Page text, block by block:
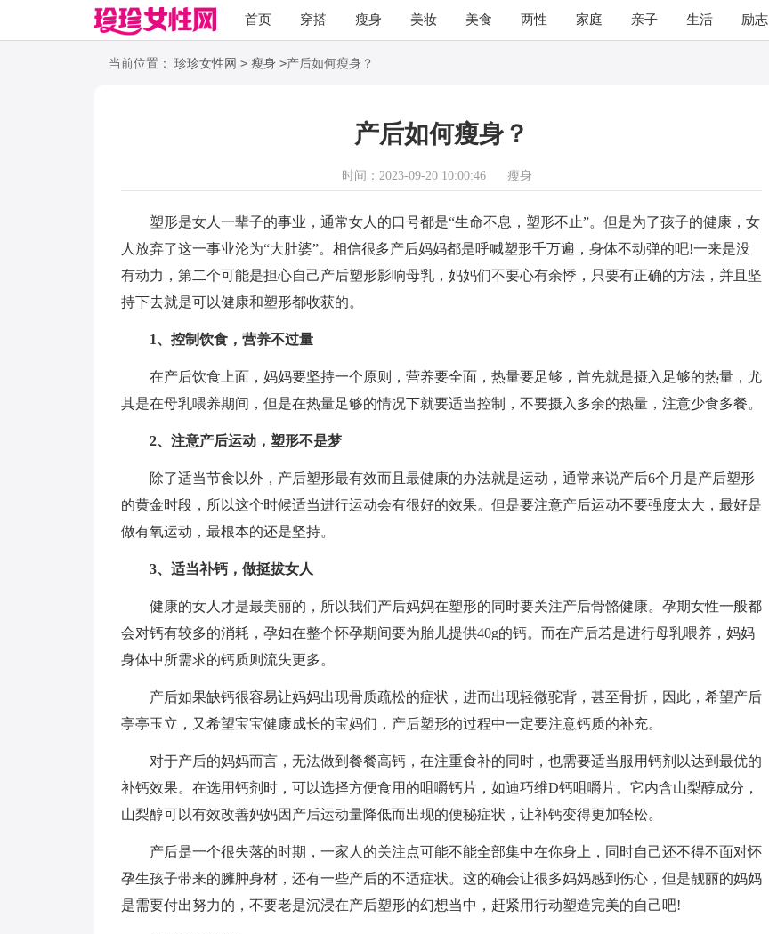
首页 穿搭 瘦身 美妆 美食 两性 家庭 亲子 生活 励志
职场 语录
当前位置： 珍珍女性网 > 瘦身 >产后如何瘦身？
产后如何瘦身？
时间：2023-09-20 10:00:46 瘦身
塑形是女人一辈子的事业，通常女人的口号都是“生命不息，塑形不止”。但是为了孩子的健康，女
人放弃了这一事业沦为“大肚婆”。相信很多产后妈妈都是呼喊塑形千万遍，身体不动弹的吧!一来是没
有动力，第二个可能是担心自己产后塑形影响母乳，妈妈们不要心有余悸，只要有正确的方法，并且坚
持下去就是可以健康和塑形都收获的。
1、控制饮食，营养不过量
在产后饮食上面，妈妈要坚持一个原则，营养要全面，热量要足够，首先就是摄入足够的热量，尤
其是在母乳喂养期间，但是在热量足够的情况下就要适当控制，不要摄入多余的热量，注意少食多餐。
2、注意产后运动，塑形不是梦
除了适当节食以外，产后塑形最有效而且最健康的办法就是运动，通常来说产后6个月是产后塑形
的黄金时段，所以这个时候适当进行运动会有很好的效果。但是要注意产后运动不要强度太大，最好是
做有氧运动，最根本的还是坚持。
3、适当补钙，做挺拔女人
健康的女人才是最美丽的，所以我们产后妈妈在塑形的同时要关注产后骨骼健康。孕期女性一般都
会对钙有较多的消耗，孕妇在整个怀孕期间要为胎儿提供40g的钙。而在产后若是进行母乳喂养，妈妈
身体中所需求的钙质则流失更多。
产后如果缺钙很容易让妈妈出现骨质疏松的症状，进而出现轻微驼背，甚至骨折，因此，希望产后
亭亭玉立，又希望宝宝健康成长的宝妈们，产后塑形的过程中一定要注意钙质的补充。
对于产后的妈妈而言，无法做到餐餐高钙，在注重食补的同时，也需要适当服用钙剂以达到最优的
补钙效果。在选用钙剂时，可以选择方便食用的咀嚼钙片，如迪巧维D钙咀嚼片。它内含山梨醇成分，
山梨醇可以有效改善妈妈因产后运动量降低而出现的便秘症状，让补钙变得更加轻松。
产后是一个很失落的时期，一家人的关注点可能不能全部集中在你身上，同时自己还不得不面对怀
孕生孩子带来的臃肿身材，还有一些产后的不适症状。这的确会让很多妈妈感到伤心，但是靓丽的妈妈
是需要付出努力的，不要老是沉浸在产后塑形的幻想当中，赶紧用行动塑造完美的自己吧!